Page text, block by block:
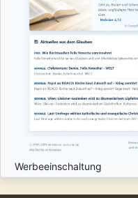
Werbeeinschaltung